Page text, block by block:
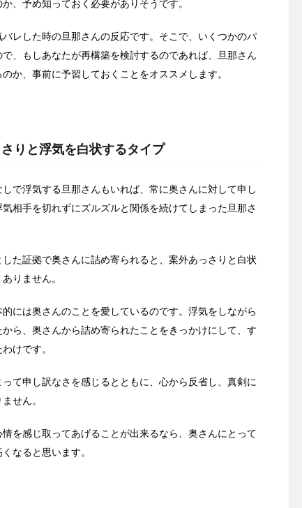
、予め知っておく必要がありそうです。
レした時の旦那さんの反応です。そこで、いくつかのパ
、もしあなたが再構築を検討するのであれば、旦那さん
か、事前に予習しておくことをオススメします。
りと浮気を白状するタイプ
で浮気する旦那さんもいれば、常に奥さんに対して申し
相手を切れずにズルズルと関係を続けてしまった旦那さ
た証拠で奥さんに詰め寄られると、案外あっさりと白状
りません。
には奥さんのことを愛しているのです。浮気をしながら
ら、奥さんから詰め寄られたことをきっかけにして、す
けです。
て申し訳なさを感じるとともに、心から反省し、真剣に
せん。
を感じ取ってあげることが出来るなら、奥さんにとって
なると思います。